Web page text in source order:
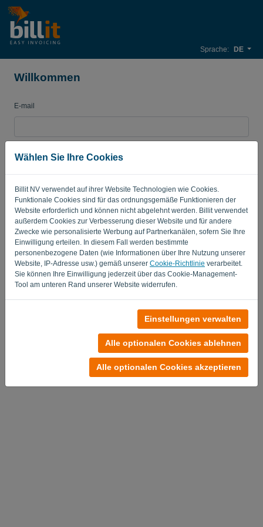
Wählen Sie Ihre Cookies
Billit NV verwendet auf ihrer Website Technologien wie Cookies.
Funktionale Cookies sind für das ordnungsgemäße Funktionieren der
Website erforderlich und können nicht abgelehnt werden. Billit verwendet
außerdem Cookies zur Verbesserung dieser Website und für andere
Zwecke wie personalisierte Werbung auf Partnerkanälen, sofern Sie Ihre
Einwilligung erteilen. In diesem Fall werden bestimmte
personenbezogene Daten (wie Informationen über Ihre Nutzung unserer
Website, IP-Adresse usw.) gemäß unserer Cookie-Richtlinie verarbeitet.
Sie können Ihre Einwilligung jederzeit über das Cookie-Management-
Tool am unteren Rand unserer Website widerrufen.
Einstellungen verwalten
Alle optionalen Cookies ablehnen
Alle optionalen Cookies akzeptieren
Sprache: DE
Willkommen
E-mail
Merken Passwort vergessen?
ANMELDEN
Jetzt kostenlos testen
Allgemeine Geschäftsbedingungen